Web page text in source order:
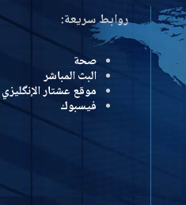
روابط سريعة:
صحة
البث المباشر
موقع عشتار الإنگليزي
فيسبوك